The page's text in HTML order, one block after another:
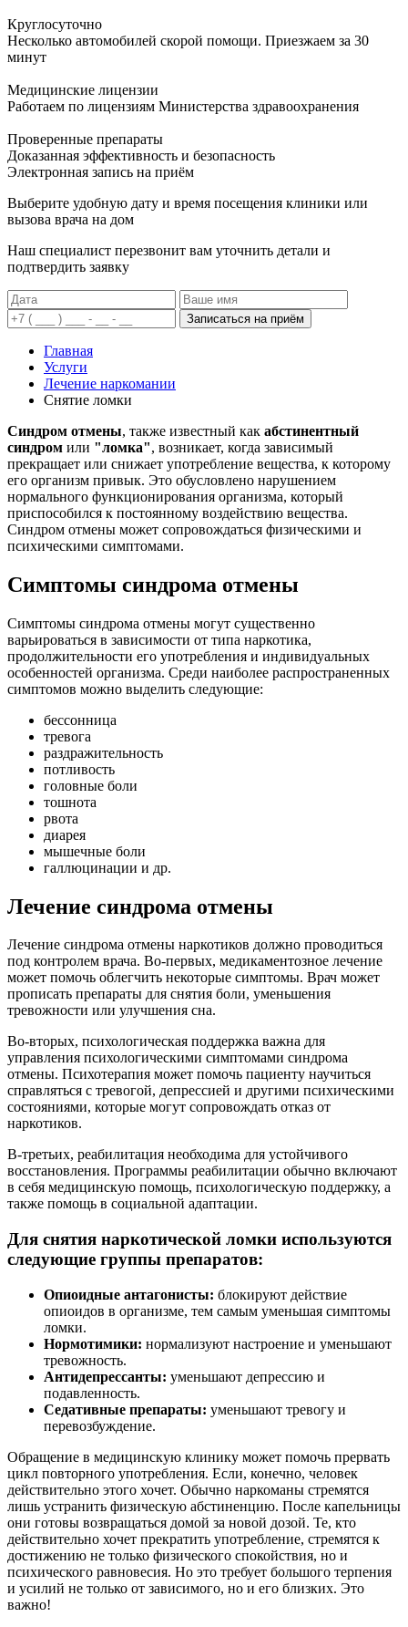
Круглосуточно
Несколько автомобилей скорой помощи. Приезжаем за 30
минут
Медицинские лицензии
Работаем по лицензиям Министерства здравоохранения
Проверенные препараты
Доказанная эффективность и безопасность
Электронная запись на приём
Выберите удобную дату и время посещения клиники или
вызова врача на дом
Наш специалист перезвонит вам уточнить детали и
подтвердить заявку
Записаться на приём
Главная
Услуги
Лечение наркомании
Снятие ломки
Синдром отмены, также известный как абстинентный
синдром или "ломка", возникает, когда зависимый
прекращает или снижает употребление вещества, к которому
его организм привык. Это обусловлено нарушением
нормального функционирования организма, который
приспособился к постоянному воздействию вещества.
Синдром отмены может сопровождаться физическими и
психическими симптомами.
Симптомы синдрома отмены
Симптомы синдрома отмены могут существенно
варьироваться в зависимости от типа наркотика,
продолжительности его употребления и индивидуальных
особенностей организма. Среди наиболее распространенных
симптомов можно выделить следующие:
бессонница
тревога
раздражительность
потливость
головные боли
тошнота
рвота
диарея
мышечные боли
галлюцинации и др.
Лечение синдрома отмены
Лечение синдрома отмены наркотиков должно проводиться
под контролем врача. Во-первых, медикаментозное лечение
может помочь облегчить некоторые симптомы. Врач может
прописать препараты для снятия боли, уменьшения
тревожности или улучшения сна.
Во-вторых, психологическая поддержка важна для
управления психологическими симптомами синдрома
отмены. Психотерапия может помочь пациенту научиться
справляться с тревогой, депрессией и другими психическими
состояниями, которые могут сопровождать отказ от
наркотиков.
В-третьих, реабилитация необходима для устойчивого
восстановления. Программы реабилитации обычно включают
в себя медицинскую помощь, психологическую поддержку, а
также помощь в социальной адаптации.
Для снятия наркотической ломки используются
следующие группы препаратов:
Опиоидные антагонисты: блокируют действие
опиоидов в организме, тем самым уменьшая симптомы
ломки.
Нормотимики: нормализуют настроение и уменьшают
тревожность.
Антидепрессанты: уменьшают депрессию и
подавленность.
Седативные препараты: уменьшают тревогу и
перевозбуждение.
Обращение в медицинскую клинику может помочь прервать
цикл повторного употребления. Если, конечно, человек
действительно этого хочет. Обычно наркоманы стремятся
лишь устранить физическую абстиненцию. После капельницы
они готовы возвращаться домой за новой дозой. Те, кто
действительно хочет прекратить употребление, стремятся к
достижению не только физического спокойствия, но и
психического равновесия. Но это требует большого терпения
и усилий не только от зависимого, но и его близких. Это
важно!